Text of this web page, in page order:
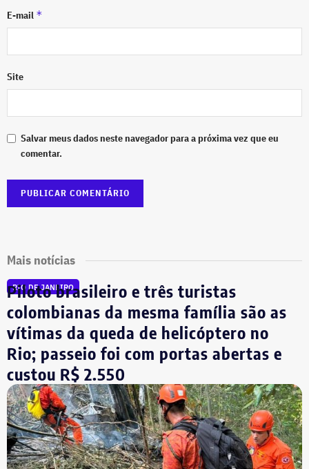
E-mail *
Site
Salvar meus dados neste navegador para a próxima vez que eu
comentar.
Mais notícias
RIO DE JANEIRO
Piloto brasileiro e três turistas
colombianas da mesma família são as
vítimas da queda de helicóptero no
Rio; passeio foi com portas abertas e
custou R$ 2.550